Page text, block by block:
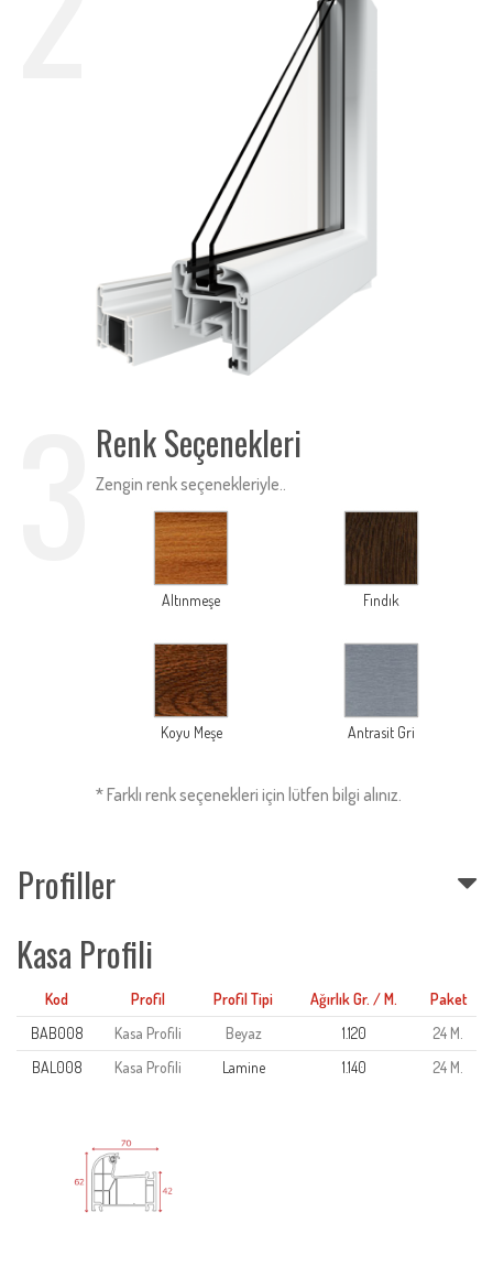
Renk Seçenekleri
Zengin renk seçenekleriyle..
Altınmeşe Fındık
Koyu Meşe Antrasit Gri
* Farklı renk seçenekleri için lütfen bilgi alınız.
Profiller
Kasa Profili
Kod Profil Profil Tipi Ağırlık Gr. / M.
Paket
BAB008
Kasa Profili Beyaz 1.120
24 M.
BAL008
Kasa Profili Lamine 1.140 24 M.